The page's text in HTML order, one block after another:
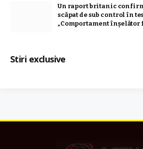
Un raport britanic
scăpat de sub control în
„Comportament înşelător
Stiri exclusive